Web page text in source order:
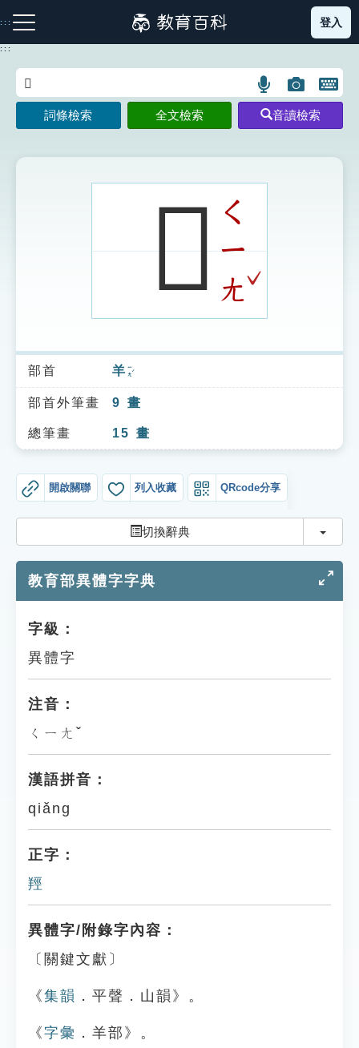
到
主
:::
注音索引圖示 筆畫索引圖示 部首索引表圖示
索引選單
知識索引
單字索引
貓頭鷹博士
登入
:::
語
言
搜
示
圖
片
搜
開
鍵
圖
詞條檢索 全文檢索 音讀檢索
𦎥 ㄑ
ㄧ
ㄤ
ˇ
部首 羊 ㄧㄤˊ
部首外筆畫 9 畫
總筆畫 15 畫
開啟關聯 列入收藏 QRcode分享
切換辭典 切換
教育部異體字字典
字級：
異體字
注音：
ㄑㄧㄤˇ
漢語拼音：
qiǎng
正字：
羥
異體字/附錄字內容：
〔關鍵文獻〕
《集韻 ．平聲．山韻》。
《字彙 ．羊部》。